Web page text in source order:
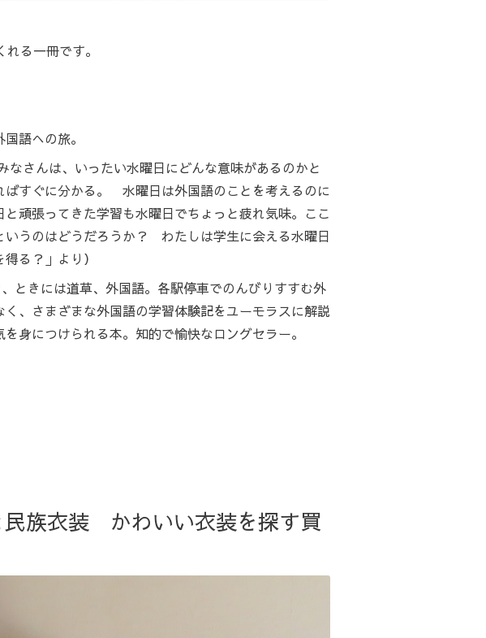
る一冊です。
語への旅。
さんは、いったい水曜日にどんな意味があるのかと
すぐに分かる。 水曜日は外国語のことを考えるのに
頑張ってきた学習も水曜日でちょっと疲れ気味。ここ
いうのはどうだろうか？ わたしは学生に会える水曜日
る？」より）
ときには道草、外国語。各駅停車でのんびりすすむ外
、さまざまな外国語の学習体験記をユーモラスに解説
身につけられる本。知的で愉快なロングセラー。
民族衣装 かわいい衣装を探す買